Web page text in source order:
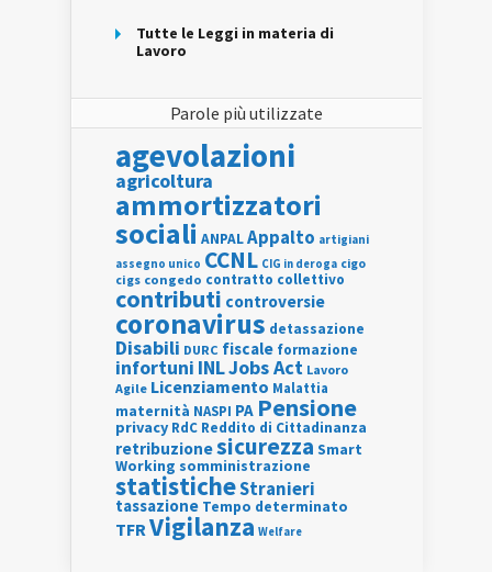
Tutte le Leggi in materia di
Lavoro
Parole più utilizzate
agevolazioni
agricoltura
ammortizzatori
sociali ANPALAppalto artigiani
assegno unico CCNL CIG in deroga cigo
cigs congedo contratto collettivo
contributi controversie
coronavirus detassazione
Disabili DURC fiscale formazione
infortuni INLJobs Act Lavoro
Agile Licenziamento Malattia
maternità NASPI PA Pensione
privacy RdC Reddito di Cittadinanza
retribuzionesicurezza Smart
Working somministrazione
statisticheStranieri
tassazione Tempo determinato
TFRVigilanza Welfare